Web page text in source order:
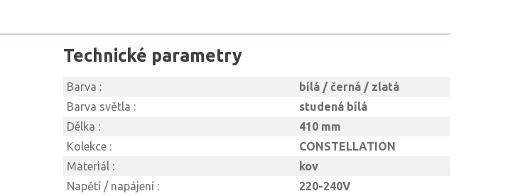
Technické parametry
Barva :
bílá / černá / zlatá
Barva světla :
studená bílá
Délka :
410 mm
Kolekce :
CONSTELLATION
Materiál :
kov
Napětí / napájení :
220-240V